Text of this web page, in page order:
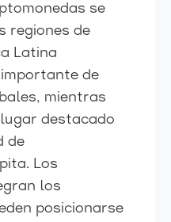
se
regiones de
Latina
de
mientras
destacado
de
Los
los
posicionarse